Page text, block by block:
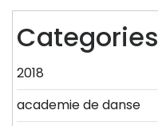
Categories
2018
academie de danse